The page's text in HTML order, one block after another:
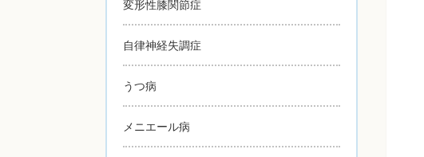
変形性膝関節症
自律神経失調症
うつ病
メニエール病